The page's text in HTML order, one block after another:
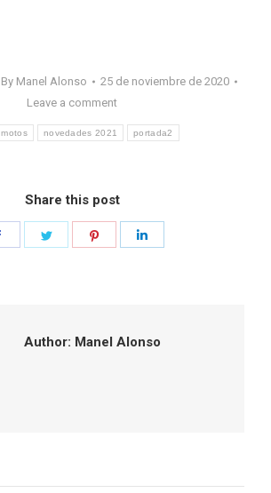
By Manel Alonso
25 de noviembre de 2020
Leave a comment
motos novedades 2021 portada2
Share this post
Author: Manel Alonso